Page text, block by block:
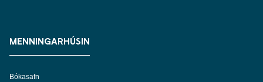
MENNINGARHÚSIN
Bókasafn